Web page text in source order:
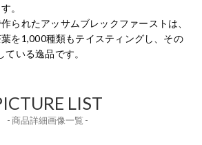
。
られたアッサムブレックファーストは、
を1,000種類もテイスティングし、その
いる逸品です。
LIST
- 商品詳細画像一覧 -